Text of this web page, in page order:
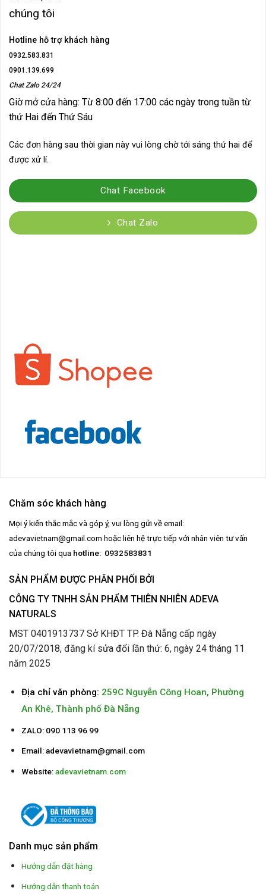
chúng tôi
Hotline hỗ trợ khách hàng
0932.583.831
0901.139.699
Chat Zalo 24/24
Giờ mở cửa hàng: Từ 8:00 đến 17:00 các ngày trong tuần từ
thứ Hai đến Thứ Sáu
Các đơn hàng sau thời gian này vui lòng chờ tới sáng thứ hai để
được xử lí.
Chat Facebook
Chat Zalo
SẢN PHẨM ĐƯỢC PHÂN PHỐI BỞI
CÔNG TY TNHH SẢN PHẨM THIÊN NHIÊN ADEVA
NATURALS
MST 0401913737 Sở KHĐT TP. Đà Nẵng cấp ngày
20/07/2018, đăng kí sửa đổi lần thứ: 6, ngày 24 tháng 11
năm 2025
Địa chỉ văn phòng: 259C Nguyễn Công Hoan, Phường
An Khê, Thành phố Đà Nẵng
ZALO: 090 113 96 99
Email: adevavietnam@gmail.com
Website: adevavietnam.com
Chăm sóc khách hàng
Mọi ý kiến thắc mắc và góp ý, vui lòng gửi về email:
adevavietnam@gmail.com hoặc liên hệ trực tiếp với nhân viên tư vấn
của chúng tôi qua hotline: 0932583831
Danh mục sản phẩm
Hướng dẫn đặt hàng
Hướng dẫn thanh toán